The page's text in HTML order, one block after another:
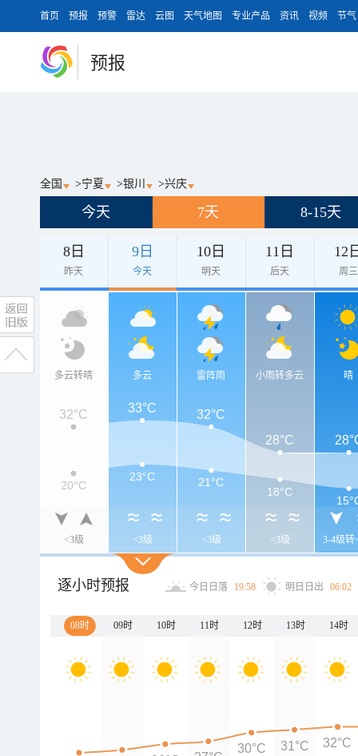
首页 预报 预警 雷达 云图 天气地图 专业产品 资讯 视频 节气
预报
全国 >宁夏 >银川 >兴庆
今天 7天 8-15天
8日
昨天
9日
今天
10日
明天
11日
后天
12
周三
多云转晴
<3级
多云
<3级
雷阵雨
<3级
小雨转多云
<3级
晴
3-4级转
32°C 33°C
32°C
28°C
20°C
23°C 21°C
18°C
逐小时预报 今日日落 19:58 明日日出 06:02
08时 09时 10时 11时 12时 13时 14时
30°C 31°C 32°C